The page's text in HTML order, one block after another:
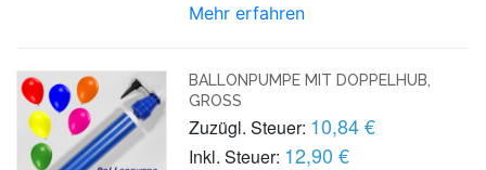
Mehr erfahren
BALLONPUMPE MIT DOPPELHUB,
GROSS
Zuzügl. Steuer: 10,84 €
Inkl. Steuer: 12,90 €